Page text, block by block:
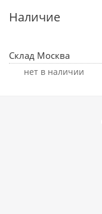
Наличие
Склад Москва
Нет в наличии